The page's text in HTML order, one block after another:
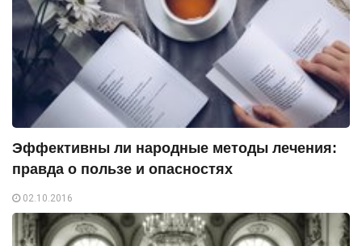
Эффективны ли народные методы лечения:
правда о пользе и опасностях
02.10.2016